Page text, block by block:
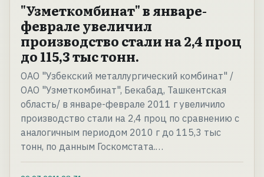
"Узметкомбинат" в январе-
феврале увеличил
производство стали на 2,4 проц
до 115,3 тыс тонн.
ОАО "Узбекский металлургический комбинат" /
ОАО "Узметкомбинат", Бекабад, Ташкентская
область/ в январе-феврале 2011 г увеличило
производство стали на 2,4 проц по сравнению с
аналогичным периодом 2010 г до 115,3 тыс
тонн, по данным Госкомстата.…